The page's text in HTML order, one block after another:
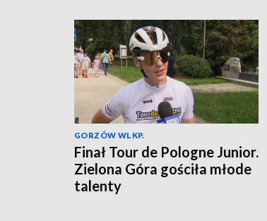
GORZÓW WLKP.
Finał Tour de Pologne Junior.
Zielona Góra gościła młode
talenty